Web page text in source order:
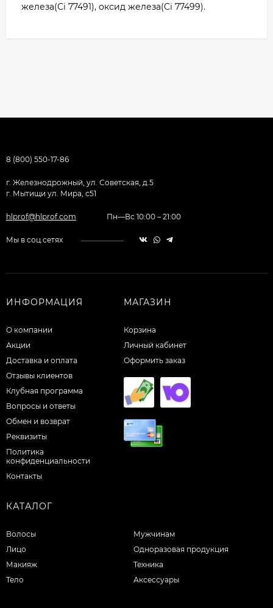
железа(Ci 77491), оксид железа(Ci 77499).
8 (800) 550-17-86
г. Железнодрожный, ул. Советская, д.5
г. Мытищи ул. Мира, с51
hlprof@hlprof.com Пн—Вс 10:00 – 21:00
Мы в соц.сетях
ИНФОРМАЦИЯ
О компании
Акции
Доставка и оплата
Отзывы клиентов
Клубная программа
Вопросы и ответы
Обмен и возврат
Реквизиты
Политика
конфиденциальности
Контакты
МАГАЗИН
Корзина
Личный кабинет
Оформить заказ
КАТАЛОГ
Волосы
Лицо
Макияж
Тело
Мужчинам
Одноразовая продукция
Техника
Аксессуары